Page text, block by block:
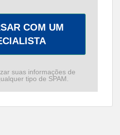
COM UM
suas informações de
tipo de SPAM.